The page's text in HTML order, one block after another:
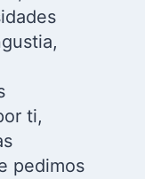
ti,
pedimos